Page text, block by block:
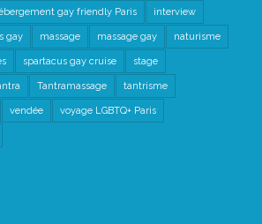
gay friendly Paris interview
gay massage massage gay naturisme
spartacus gay cruise stage
Tantramassage tantrisme
vendée voyage LGBTQ+ Paris